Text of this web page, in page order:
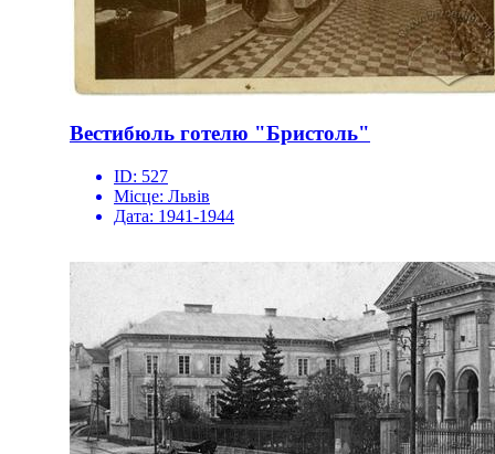
Вестибюль готелю "Бристоль"
ID: 527
Місце: Львів
Дата: 1941-1944